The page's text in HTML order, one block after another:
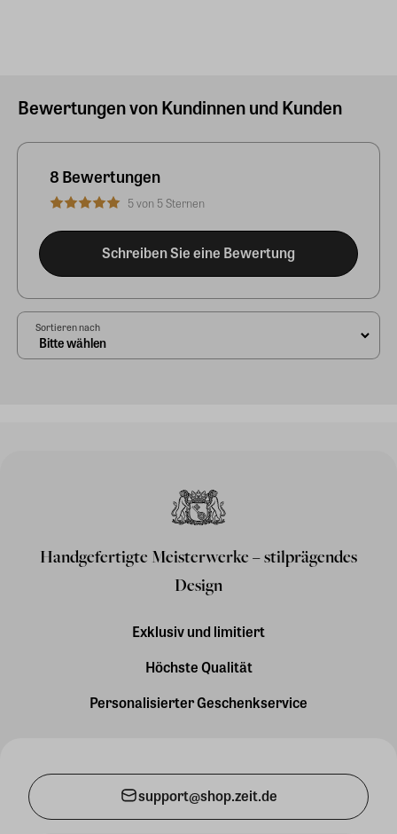
Bewertungen von Kundinnen und Kunden
8 Bewertungen
5 von 5 Sternen
Schreiben Sie eine Bewertung
Sortieren nach
Handgefertigte Meisterwerke – stilprägendes
Design
Exklusiv und limitiert
Höchste Qualität
Personalisierter Geschenkservice
support@shop.zeit.de